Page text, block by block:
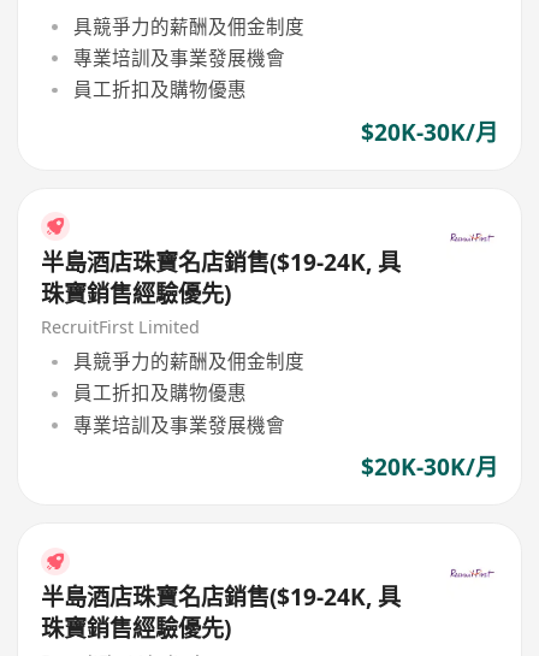
具競爭力的薪酬及佣金制度
專業培訓及事業發展機會
員工折扣及購物優惠
$20K-30K/月
半島酒店珠寶名店銷售($19-24K, 具
珠寶銷售經驗優先)
RecruitFirst Limited
具競爭力的薪酬及佣金制度
員工折扣及購物優惠
專業培訓及事業發展機會
$20K-30K/月
半島酒店珠寶名店銷售($19-24K, 具
珠寶銷售經驗優先)